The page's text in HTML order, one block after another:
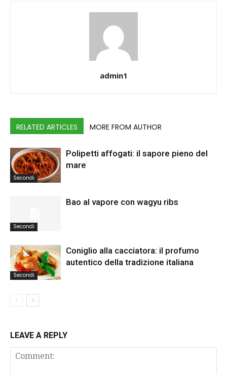
admin1
RELATED ARTICLES MORE FROM AUTHOR
Secondi
Polipetti affogati: il sapore pieno del
mare
Secondi
Bao al vapore con wagyu ribs
Secondi
Coniglio alla cacciatora: il profumo
autentico della tradizione italiana
LEAVE A REPLY